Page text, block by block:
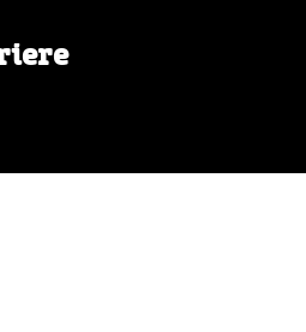
logistik.de